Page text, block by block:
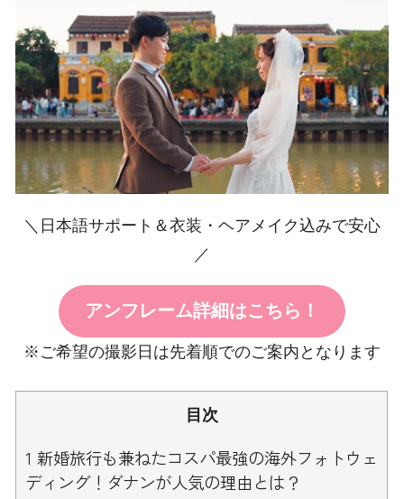
＼日本語サポート＆衣装・ヘアメイク込みで安心
／
アンフレーム詳細はこちら！
※ご希望の撮影日は先着順でのご案内となります
目次
1 新婚旅行も兼ねたコスパ最強の海外フォトウェ
ディング！ダナンが人気の理由とは？